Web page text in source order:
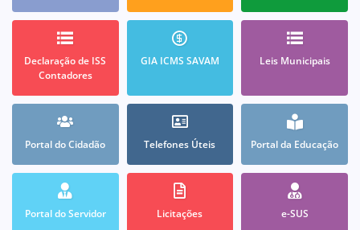
Declaração de ISS
Contadores
GIA ICMS SAVAM Leis Municipais
Portal do Cidadão Telefones Úteis Portal da Educação
Portal do Servidor Licitações e-SUS